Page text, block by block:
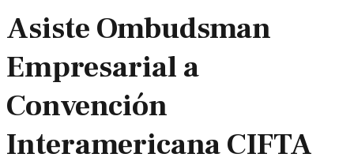
Asiste Ombudsman
Empresarial a
Convención
Interamericana CIFTA